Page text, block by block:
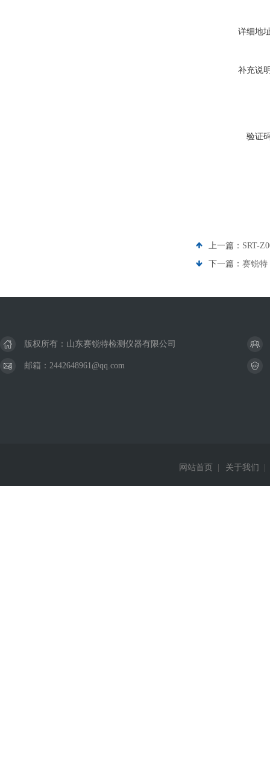
详细地
补充说
验证
上一篇： SRT-
下一篇： 赛锐特
版权所有：山东赛锐特检测仪器有限公司
邮箱：2442648961@qq.com
网站首页 关于我们